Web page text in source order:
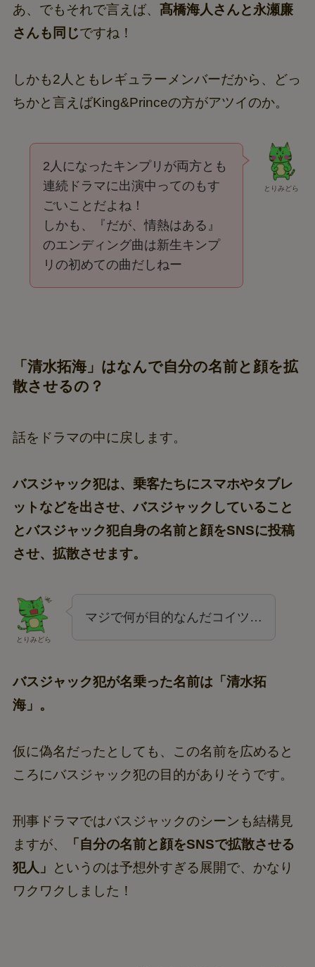
あ、でもそれで言えば、 髙橋海人さんと永瀬廉
さんも同じですね！
しかも2人ともレギュラーメンバーだから、どっ
ちかと言えばKing&Princeの方がアツイのか。
とりみどら
2人になったキンプリが両方とも
連続ドラマに出演中ってのもす
ごいことだよね！
しかも、『だが、情熱はある』
のエンディング曲は新生キンプ
リの初めての曲だしねー
「清水拓海」はなんで自分の名前と顔を拡
散させるの？
話をドラマの中に戻します。
バスジャック犯は、乗客たちにスマホやタブレ
ットなどを出させ、バスジャックしていること
とバスジャック犯自身の名前と顔をSNSに投稿
させ、拡散させます。
とりみどら
マジで何が目的なんだコイツ…
バスジャック犯が名乗った名前は「清水拓
海」。
仮に偽名だったとしても、この名前を広めると
ころにバスジャック犯の目的がありそうです。
刑事ドラマではバスジャックのシーンも結構見
ますが、
「自分の名前と顔をSNSで拡散させる
犯人」
というのは予想外すぎる展開で、かなり
ワクワクしました！